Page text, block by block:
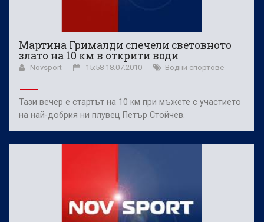
Мартина Грималди спечели световното
злато на 10 км в открити води
Novsport 15:58 18.07.2010 Водни спортове
Тази вечер е стартът на 10 км при мъжете с участието
на най-добрия ни плувец Петър Стойчев.